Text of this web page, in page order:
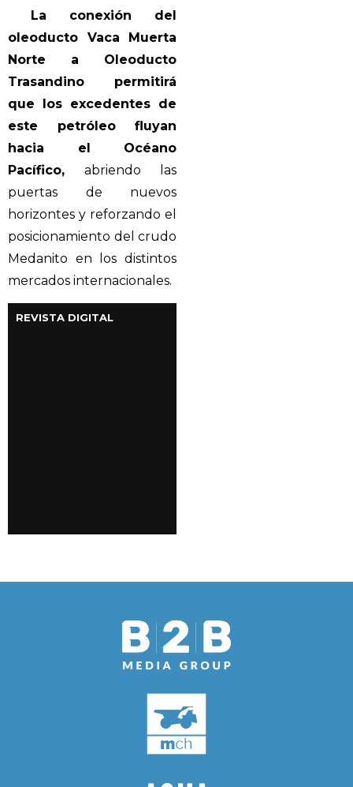
La conexión del
oleoducto Vaca Muerta
Norte a Oleoducto
Trasandino permitirá
que los excedentes de
este petróleo fluyan
hacia el Océano
Pacífico, abriendo las
puertas de nuevos
horizontes y reforzando el
posicionamiento del crudo
Medanito en los distintos
mercados internacionales.
REVISTA DIGITAL